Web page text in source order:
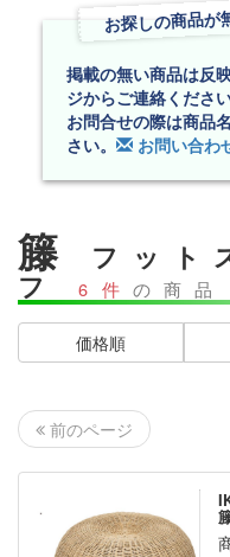
お探しの商品が
掲載の無い商品は反
ジからご連絡ください
お問合せの際は商品
さい。
お問い合わ
籐 フット
フ6件 の商品
価格順
前のページ